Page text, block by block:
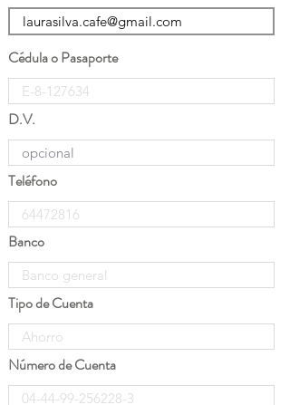
Cédula o Pasaporte
D.V.
Teléfono
Banco
Tipo de Cuenta
Número de Cuenta